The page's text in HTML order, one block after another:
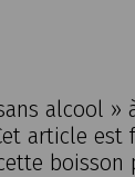
alcool »
article est
boisson